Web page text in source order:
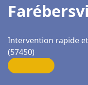
Intervention rapide
(57450)